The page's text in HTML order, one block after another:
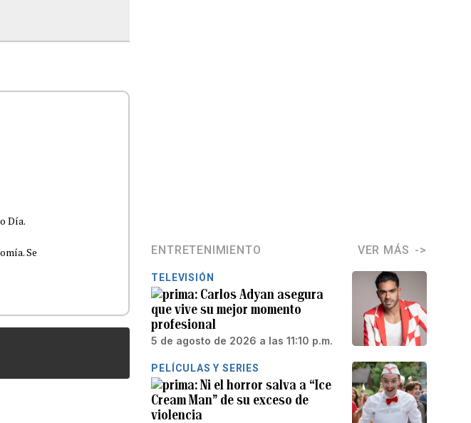
Día.
Se
ENTRETENIMIENTO VER MÁS
TELEVISIÓN
Carlos Adyan asegura
que vive su mejor momento
profesional
5 de agosto de 2026 a las 11:10 p.m.
PELÍCULAS Y SERIES
Ni el horror salva a “Ice
Cream Man” de su exceso de
violencia